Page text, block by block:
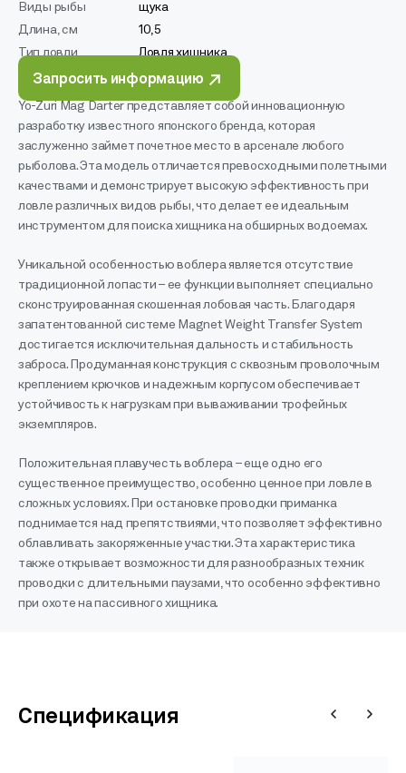
Виды рыбы
щука
Длина, см
10,5
Тип ловли
Ловля хищника
Запросить информацию
Yo-Zuri Mag Darter представляет собой инновационную
разработку известного японского бренда, которая
заслуженно займет почетное место в арсенале любого
рыболова. Эта модель отличается превосходными полетными
качествами и демонстрирует высокую эффективность при
ловле различных видов рыбы, что делает ее идеальным
инструментом для поиска хищника на обширных водоемах.
Уникальной особенностью воблера является отсутствие
традиционной лопасти – ее функции выполняет специально
сконструированная скошенная лобовая часть. Благодаря
запатентованной системе Magnet Weight Transfer System
достигается исключительная дальность и стабильность
заброса. Продуманная конструкция с сквозным проволочным
креплением крючков и надежным корпусом обеспечивает
устойчивость к нагрузкам при вываживании трофейных
экземпляров.
Положительная плавучесть воблера – еще одно его
существенное преимущество, особенно ценное при ловле в
сложных условиях. При остановке проводки приманка
поднимается над препятствиями, что позволяет эффективно
облавливать закоряженные участки. Эта характеристика
также открывает возможности для разнообразных техник
проводки с длительными паузами, что особенно эффективно
при охоте на пассивного хищника.
Спецификация